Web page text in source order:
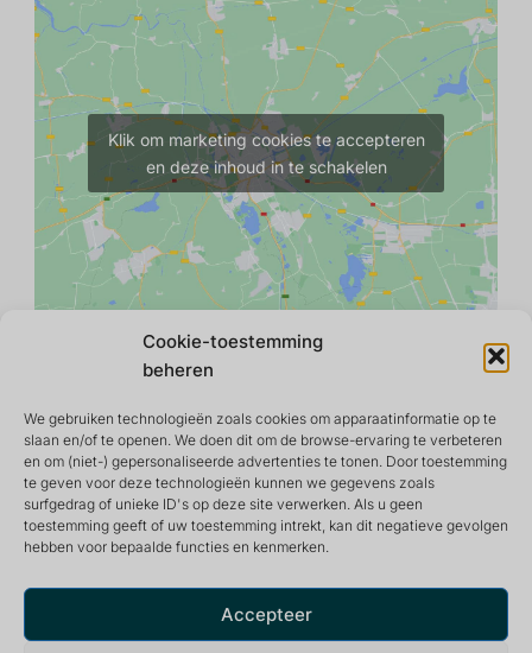
Cookie-toestemming
beheren
We gebruiken technologieën zoals cookies om apparaatinformatie op te
slaan en/of te openen. We doen dit om de browse-ervaring te verbeteren
en om (niet-) gepersonaliseerde advertenties te tonen. Door toestemming
te geven voor deze technologieën kunnen we gegevens zoals
surfgedrag of unieke ID's op deze site verwerken. Als u geen
toestemming geeft of uw toestemming intrekt, kan dit negatieve gevolgen
hebben voor bepaalde functies en kenmerken.
Accepteer
Klik om marketing cookies te accepteren
en deze inhoud in te schakelen
inspirerende omgeving biedt voor een optimaal leven.